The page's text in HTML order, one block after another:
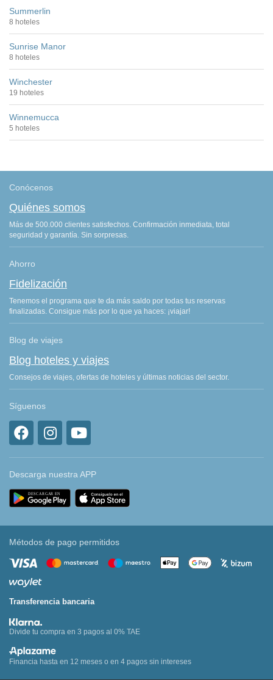
Summerlin
8 hoteles
Sunrise Manor
8 hoteles
Winchester
19 hoteles
Winnemucca
5 hoteles
Conócenos
Quiénes somos
Más de 500.000 clientes satisfechos. Confirmación inmediata, total
seguridad y garantía. Sin sorpresas.
Ahorro
Fidelización
Tenemos el programa que te da más saldo por todas tus reservas
finalizadas. Consigue más por lo que ya haces: ¡viajar!
Blog de viajes
Blog hoteles y viajes
Consejos de viajes, ofertas de hoteles y últimas noticias del sector.
Síguenos
Descarga nuestra APP
Métodos de pago permitidos
Transferencia bancaria
Divide tu compra en 3 pagos al 0% TAE
Financia hasta en 12 meses o en 4 pagos sin intereses